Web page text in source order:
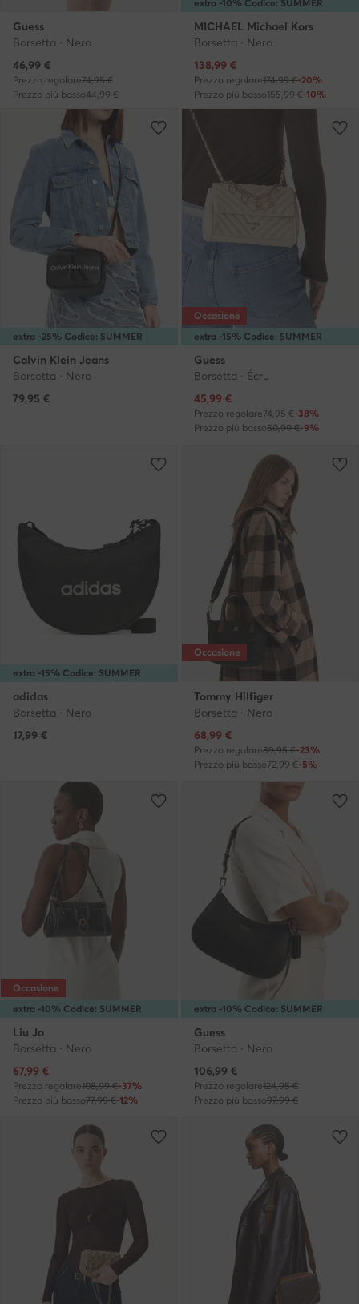
Guess
Borsetta · Nero
Prezzo attuale
46,99 €
Prezzo regolare74,95 €
Prezzo più basso44,99 €
extra -10% Codice: SUMMER
MICHAEL Michael Kors
Borsetta · Nero
Prezzo attuale
138,99 €
Prezzo regolare174,99 €-20%
Prezzo più basso155,99 €-10%
extra -25% Codice: SUMMER
Calvin Klein Jeans
Borsetta · Nero
79,95 €
extra -15% Codice: SUMMER
Occasione
Guess
Borsetta · Écru
Prezzo attuale
45,99 €
Prezzo regolare74,95 €-38%
Prezzo più basso50,99 €-9%
extra -15% Codice: SUMMER
adidas
Borsetta · Nero
17,99 €
Occasione
Tommy Hilfiger
Borsetta · Nero
Prezzo attuale
68,99 €
Prezzo regolare89,95 €-23%
Prezzo più basso72,99 €-5%
extra -10% Codice: SUMMER
Occasione
Liu Jo
Borsetta · Nero
Prezzo attuale
67,99 €
Prezzo regolare108,99 €-37%
Prezzo più basso77,99 €-12%
extra -10% Codice: SUMMER
Guess
Borsetta · Nero
Prezzo attuale
106,99 €
Prezzo regolare124,95 €
Prezzo più basso97,99 €